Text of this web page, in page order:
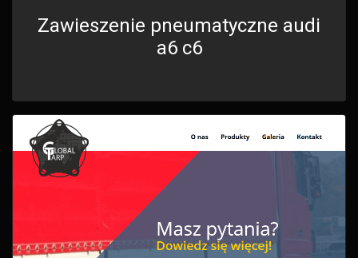
Zawieszenie pneumatyczne audi
a6 c6